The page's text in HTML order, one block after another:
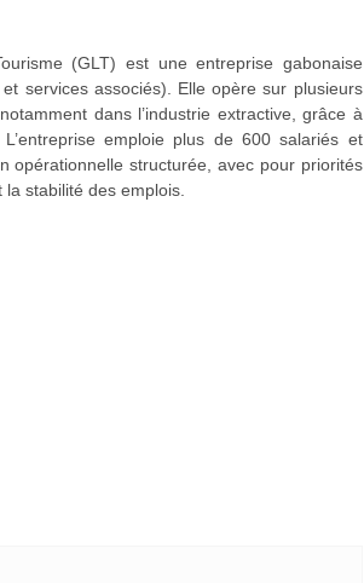
(GLT) est une entreprise gabonaise
services associés). Elle opère sur plusieurs
dans l’industrie extractive, grâce à
emploie plus de 600 salariés et
opérationnelle structurée, avec pour priorités
stabilité des emplois.